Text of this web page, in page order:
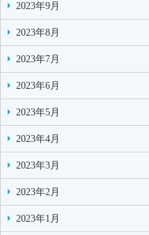
2023年9月
2023年8月
2023年7月
2023年6月
2023年5月
2023年4月
2023年3月
2023年2月
2023年1月